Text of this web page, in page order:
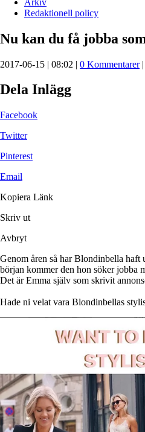
Redaktionell policy
Nu kan du få jobba
2017-06-15 | 08:02 | 0 Kommentarer|
Dela Inlägg
Facebook
Twitter
Pinterest
Email
Kopiera Länk
Skriv ut
Avbryt
Genom åren så har Blondinbella haft
början kommer den hon söker jobba
Det är Emma själv som skrivit
Hade ni velat vara Blondinbellas